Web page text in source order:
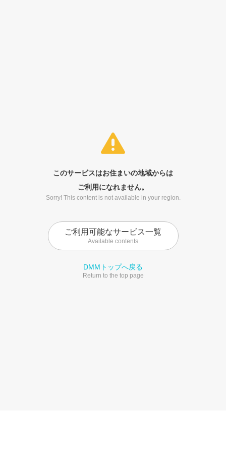
このサービスはお住まいの地域からは
ご利用になれません。
Sorry! This content is not available in your region.
ご利用可能なサービス一覧
Available contents
DMMトップへ戻る
Return to the top page